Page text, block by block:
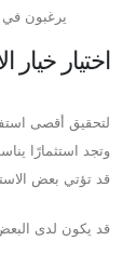
يرغبون
اختيار خيار
لتحقيق أقصى
وتجد استثمارًا
قد تؤتي بعض
قد يكون لدى